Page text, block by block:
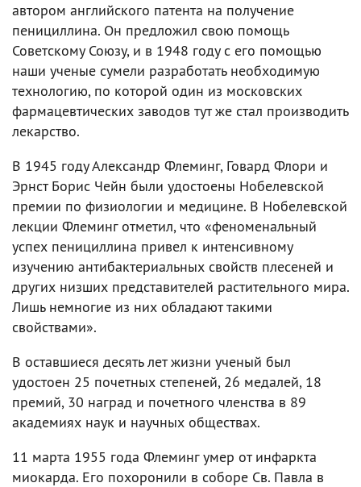
автором английского патента на получение
пенициллина. Он предложил свою помощь
Советскому Союзу, и в 1948 году с его помощью
наши ученые сумели разработать необходимую
технологию, по которой один из московских
фармацевтических заводов тут же стал производить
лекарство.
В 1945 году Александр Флеминг, Говард Флори и
Эрнст Борис Чейн были удостоены Нобелевской
премии по физиологии и медицине. В Нобелевской
лекции Флеминг отметил, что «феноменальный
успех пенициллина привел к интенсивному
изучению антибактериальных свойств плесеней и
других низших представителей растительного мира.
Лишь немногие из них обладают такими
свойствами».
В оставшиеся десять лет жизни ученый был
удостоен 25 почетных степеней, 26 медалей, 18
премий, 30 наград и почетного членства в 89
академиях наук и научных обществах.
11 марта 1955 года Флеминг умер от инфаркта
миокарда. Его похоронили в соборе Св. Павла в